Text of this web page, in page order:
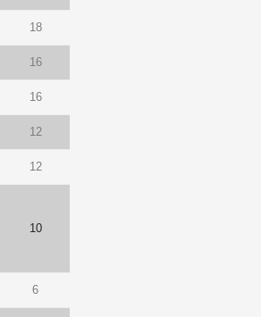
18
16
16
12
12
10
6